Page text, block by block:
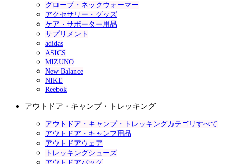
グローブ・ネックウォーマー
アクセサリー・グッズ
ケア・サポーター用品
サプリメント
adidas
ASICS
MIZUNO
New Balance
NIKE
Reebok
アウトドア・キャンプ・トレッキング
アウトドア・キャンプ・トレッキングカテゴリすべて
アウトドア・キャンプ用品
アウトドアウェア
トレッキングシューズ